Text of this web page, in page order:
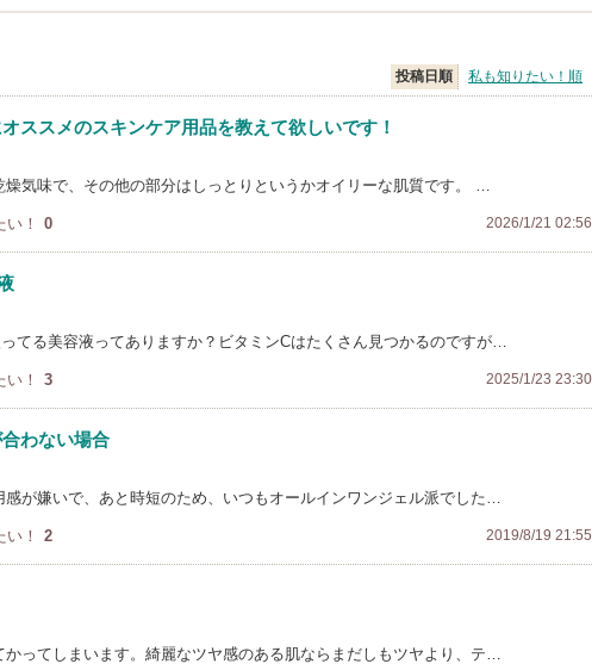
投稿日順 私も知りたい！順
ススメのスキンケア用品を教えて欲しいです！
燥気味で、その他の部分はしっとりというかオイリーな肌質です。 …
！ 0 2026/1/21 02:56
てる美容液ってありますか？ビタミンCはたくさん見つかるのですが…
！ 3 2025/1/23 23:30
わない場合
感が嫌いで、あと時短のため、いつもオールインワンジェル派でした…
！ 2 2019/8/19 21:55
かってしまいます。綺麗なツヤ感のある肌ならまだしもツヤより、テ…